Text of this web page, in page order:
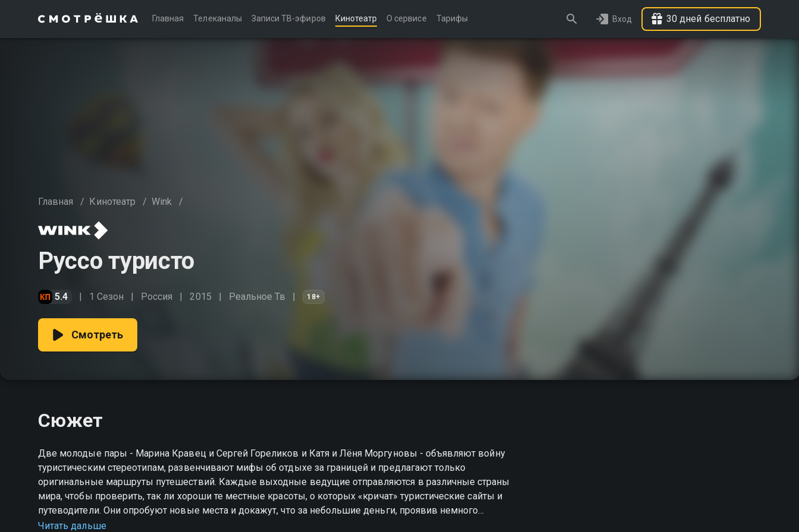
Главная Телеканалы Записи ТВ-эфиров Кинотеатр О сервисе Тарифы Вход 30 дней бесплатно
Главная / Кинотеатр / Wink /
Руссо туристо
5.4 1 Сезон Россия 2015 Реальное Тв 18+
Смотреть
Сюжет
Две молодые пары - Марина Кравец и Сергей Гореликов и Катя и Лёня Моргуновы - объявляют войну
туристическим стереотипам, развенчивают мифы об отдыхе за границей и предлагают только
оригинальные маршруты путешествий. Каждые выходные ведущие отправляются в различные страны
мира, чтобы проверить, так ли хороши те местные красоты, о которых «кричат» туристические сайты и
путеводители. Они опробуют новые места и докажут, что за небольшие деньги, проявив немного
фантазии, можно получить незабываемые эмоции и фотографии, которых точно нет у знакомых.
Читать дальше